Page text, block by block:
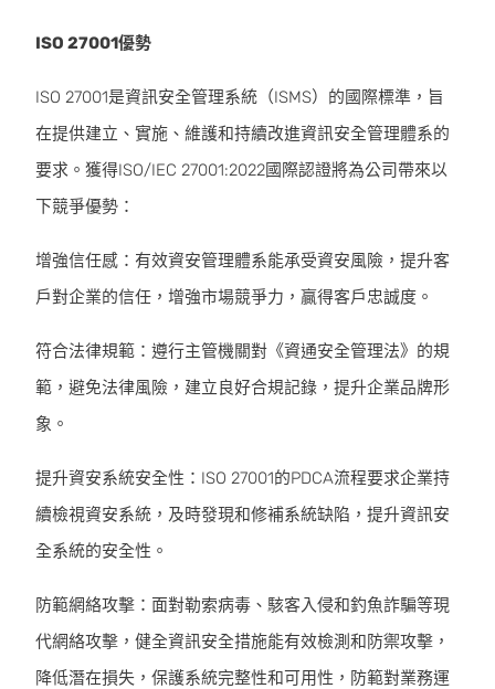
ISO 27001優勢
ISO 27001是資訊安全管理系統（ISMS）的國際標準，旨
在提供建立、實施、維護和持續改進資訊安全管理體系的
要求。獲得ISO/IEC 27001:2022國際認證將為公司帶來以
下競爭優勢：
增強信任感：有效資安管理體系能承受資安風險，提升客
戶對企業的信任，增強市場競爭力，贏得客戶忠誠度。
符合法律規範：遵行主管機關對《資通安全管理法》的規
範，避免法律風險，建立良好合規記錄，提升企業品牌形
象。
提升資安系統安全性：ISO 27001的PDCA流程要求企業持
續檢視資安系統，及時發現和修補系統缺陷，提升資訊安
全系統的安全性。
防範網絡攻擊：面對勒索病毒、駭客入侵和釣魚詐騙等現
代網絡攻擊，健全資訊安全措施能有效檢測和防禦攻擊，
降低潛在損失，保護系統完整性和可用性，防範對業務運